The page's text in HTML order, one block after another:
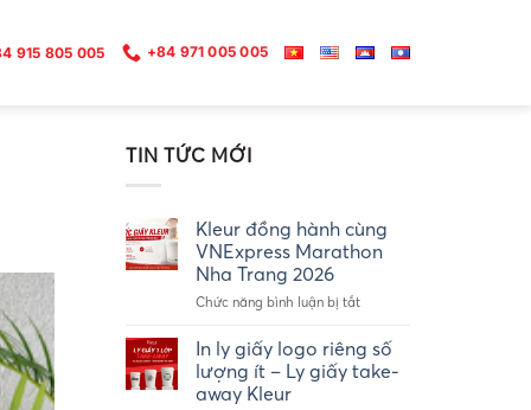
915 805 005 +84 971 005 005
TIN TỨC MỚI
Kleur đồng hành cùng
VNExpress Marathon
Nha Trang 2026
Chức năng bình luận bị tắtở
đồng
hành
cùng
In ly giấy logo riêng số
lượng ít – Ly giấy take-
away Kleur